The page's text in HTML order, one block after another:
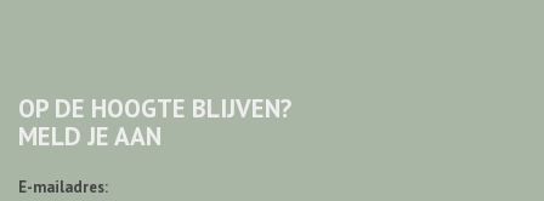
OP DE HOOGTE BLIJVEN?
MELD JE AAN
E-mailadres: